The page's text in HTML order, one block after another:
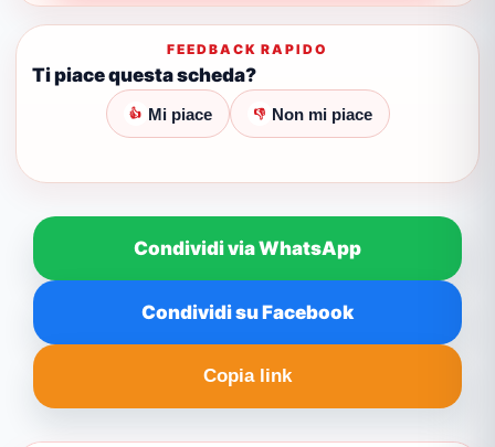
FEEDBACK RAPIDO
Ti piace questa scheda?
👍 Mi piace 👎 Non mi piace
Condividi via WhatsApp
Condividi su Facebook
Copia link